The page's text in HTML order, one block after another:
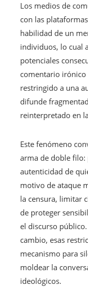
Los medios de
con las
habilidad de un
individuos, lo cual
potenciales
comentario irónico
restringido a una
difunde
reinterpretado en
Este fenómeno
arma de doble filo:
autenticidad de
motivo de ataque
la censura, limitar
de proteger
el discurso
cambio, esas
mecanismo para
moldear la
ideológicos.